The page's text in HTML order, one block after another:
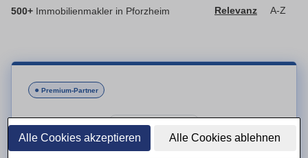
Alle Cookies akzeptieren Alle Cookies ablehnen
500+ Immobilienmakler in Pforzheim Relevanz A-Z
● Premium-Partner